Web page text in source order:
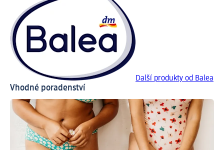
Další produkty od Balea
Vhodné poradenství